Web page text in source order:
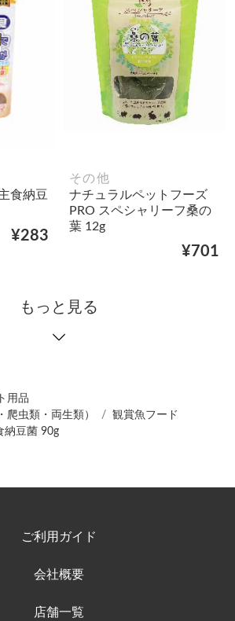
食納豆
¥283
その他
ナチュラルペットフーズ
PRO スペシャリーフ桑の
葉 12g
¥701
もっと見る
用品
爬虫類・両生類）
観賞魚フード
納豆菌 90g
ご利用ガイド
会社概要
店舗一覧